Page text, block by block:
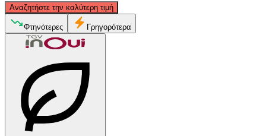
Αναζητήστε την καλύτερη τιμή
Φτηνότερες Γρηγορότερα